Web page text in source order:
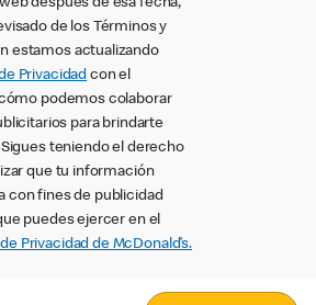
después de esa fecha,
de los Términos y
estamos actualizando
Privacidad con el
podemos colaborar
para brindarte
teniendo el derecho
que tu información
con fines de publicidad
puedes ejercer en el
Privacidad de McDonald’s.